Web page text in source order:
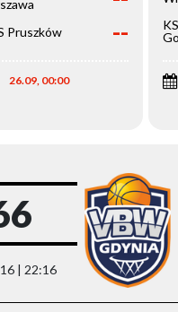
Pruszków --
26.09, 00:00
| 22:16